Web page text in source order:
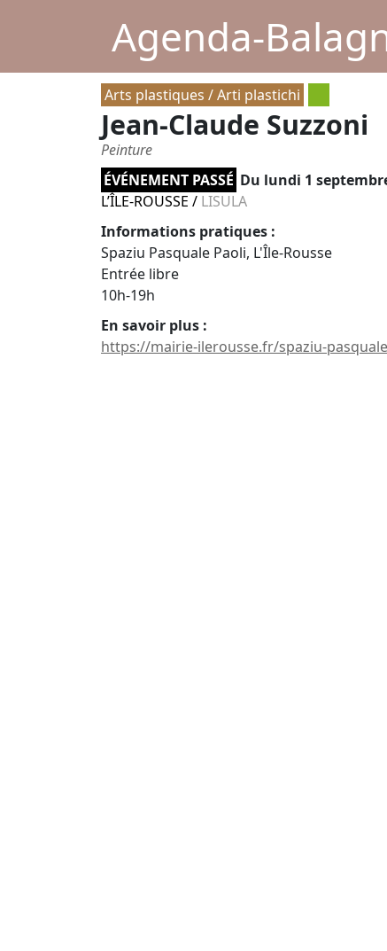
Agenda-
Arts plastiques / Arti plastichi
Jean-Claude Suzzoni
Peinture
ÉVÉNEMENT PASSÉ Du lundi 1
L’ÎLE-ROUSSE / LISULA
Informations pratiques :
Spaziu Pasquale Paoli, L'Île-Rousse
Entrée libre
10h-19h
En savoir plus :
https://mairie-ilerousse.fr/spaziu-